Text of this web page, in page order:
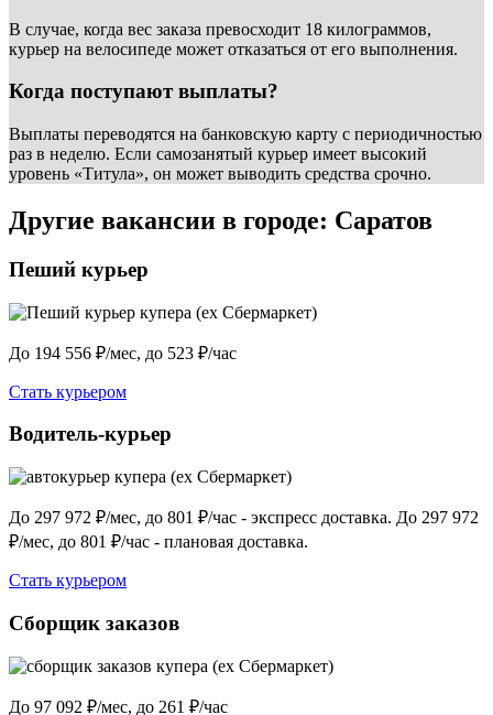
В случае, когда вес заказа превосходит 18 килограммов,
курьер на велосипеде может отказаться от его выполнения.
Когда поступают выплаты?
Выплаты переводятся на банковскую карту с периодичностью
раз в неделю. Если самозанятый курьер имеет высокий
уровень «Титула», он может выводить средства срочно.
Другие вакансии в городе: Саратов
Пеший курьер
До 194 556 ₽/мес, до 523 ₽/час
Стать курьером
Водитель-курьер
До 297 972 ₽/мес, до 801 ₽/час - экспресс доставка. До 297 972
₽/мес, до 801 ₽/час - плановая доставка.
Стать курьером
Сборщик заказов
До 97 092 ₽/мес, до 261 ₽/час